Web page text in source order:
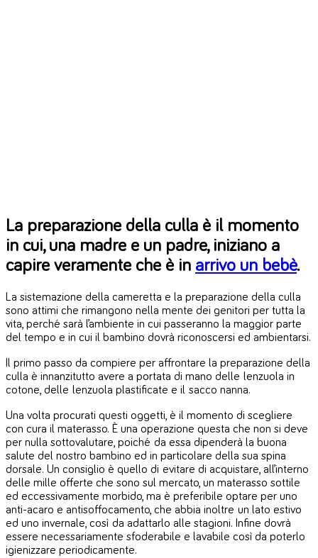
La preparazione della culla è il momento
in cui, una madre e un padre, iniziano a
capire veramente che è in arrivo un bebè.
La sistemazione della cameretta e la preparazione della culla
sono attimi che rimangono nella mente dei genitori per tutta la
vita, perché sarà l’ambiente in cui passeranno la maggior parte
del tempo e in cui il bambino dovrà riconoscersi ed ambientarsi.
Il primo passo da compiere per affrontare la preparazione della
culla è innanzitutto avere a portata di mano delle lenzuola in
cotone, delle lenzuola plastificate e il sacco nanna.
Una volta procurati questi oggetti, è il momento di scegliere
con cura il materasso. È una operazione questa che non si deve
per nulla sottovalutare, poiché da essa dipenderà la buona
salute del nostro bambino ed in particolare della sua spina
dorsale. Un consiglio è quello di evitare di acquistare, all’interno
delle mille offerte che sono sul mercato, un materasso sottile
ed eccessivamente morbido, ma è preferibile optare per uno
anti-acaro e antisoffocamento, che abbia inoltre un lato estivo
ed uno invernale, così da adattarlo alle stagioni. Infine dovrà
essere necessariamente sfoderabile e lavabile così da poterlo
igienizzare periodicamente.